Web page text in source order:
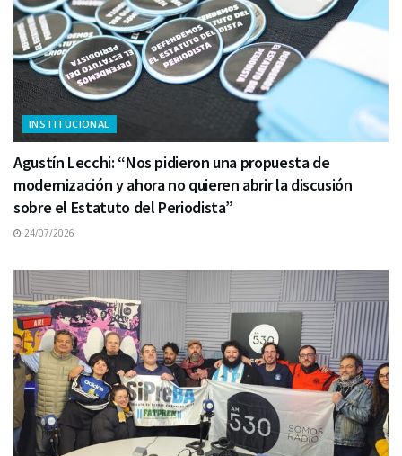
INSTITUCIONAL
Agustín Lecchi: “Nos pidieron una propuesta de
modernización y ahora no quieren abrir la discusión
sobre el Estatuto del Periodista”
24/07/2026